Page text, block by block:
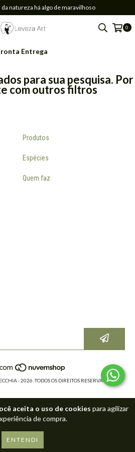
aceita o uso de cookies para agilizar
de compra.
ENTENDI
da natureza há algo de maravilhoso
0
Entrega
para sua pesquisa. Por
com outros filtros
Produtos
Espécies
Quem faz
- 2026. TODOS OS DIREITOS RESERVADOS.